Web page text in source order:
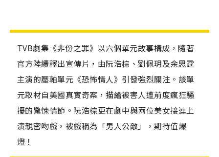
TVB劇集《非份之罪》以六個單元故事構成，隨著
官方陸續釋出宣傳片，由阮浩棕、劉佩玥及余思霆
主演的壓軸單元《恐怖情人》引發強烈關注。該單
元取材自美國真實奇案，描繪被害人遭前度瘋狂騷
擾的驚悚情節。阮浩棕更在劇中與兩位美女接連上
演親密吻戲，被戲稱為「男人公敵」，期待值爆
燈！